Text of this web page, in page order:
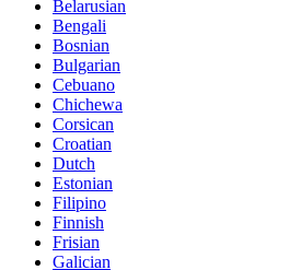
Belarusian
Bengali
Bosnian
Bulgarian
Cebuano
Chichewa
Corsican
Croatian
Dutch
Estonian
Filipino
Finnish
Frisian
Galician